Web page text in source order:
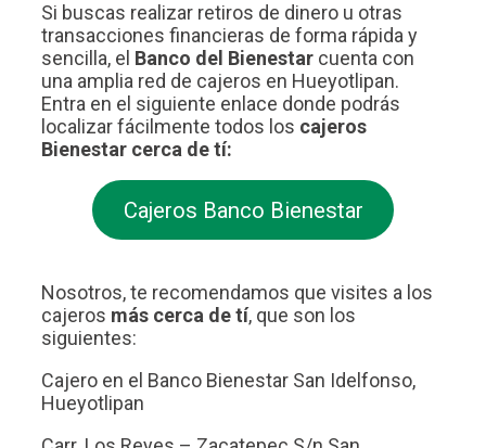
Si buscas realizar retiros de dinero u otras
transacciones financieras de forma rápida y
sencilla, el Banco del Bienestar cuenta con
una amplia red de cajeros en Hueyotlipan.
Entra en el siguiente enlace donde podrás
localizar fácilmente todos los cajeros
Bienestar cerca de tí:
Cajeros Banco Bienestar
Nosotros, te recomendamos que visites a los
cajeros más cerca de tí, que son los
siguientes:
Cajero en el Banco Bienestar San Idelfonso,
Hueyotlipan